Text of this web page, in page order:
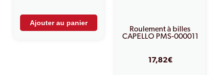
Ajouter au panier
Roulement à billes
CAPELLO PMS-000011
17,82€